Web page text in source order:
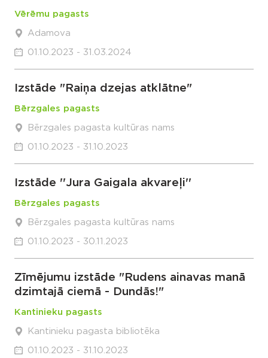
Vērēmu pagasts
Adamova
01.10.2023 - 31.03.2024
Izstāde "Raiņa dzejas atklātne"
Bērzgales pagasts
Bērzgales pagasta kultūras nams
01.10.2023 - 31.10.2023
Izstāde ''Jura Gaigala akvareļi''
Bērzgales pagasts
Bērzgales pagasta kultūras nams
01.10.2023 - 30.11.2023
Zīmējumu izstāde "Rudens ainavas manā
dzimtajā ciemā - Dundās!"
Kantinieku pagasts
Kantinieku pagasta bibliotēka
01.10.2023 - 31.10.2023